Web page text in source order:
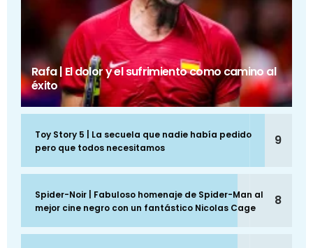
Rafa | El dolor y el sufrimiento como camino al
éxito
Toy Story 5 | La secuela que nadie había pedido
pero que todos necesitamos
9
Spider-Noir | Fabuloso homenaje de Spider-Man al
mejor cine negro con un fantástico Nicolas Cage
8